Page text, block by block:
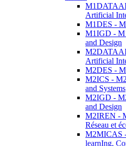
Artificial
M1DES -
M1IGD -
and Design
Artificial
M2DES -
M2ICS -
and Systems
M2IGD -
and Design
M2IREN -
Réseau et
M2MICAS
learnIng,